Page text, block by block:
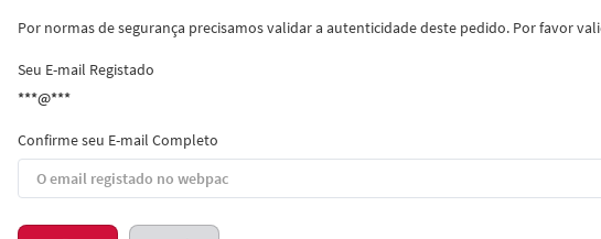
Por normas de segurança precisamos validar a autenticidade deste pedido. Por favor
Seu E-mail Registado
***@***
Confirme seu E-mail Completo